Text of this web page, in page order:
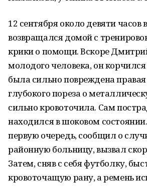
12 сентября около девяти
возвращался домой с
крики о помощи. Вскоре
молодого человека, он
была сильно повреждена правая
глубокого пореза о
сильно кровоточила. Сам
находился в шоковом
первую очередь, сообщил о
районную больницу, вызвал
Затем, сняв с себя футболку,
кровоточащую рану, а ремень